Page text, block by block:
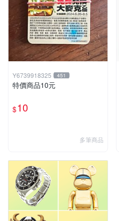
Y6739918325 451
特價商品10元
$10
多筆商品